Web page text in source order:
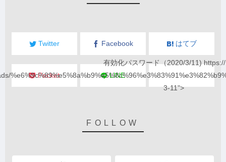
Twitter Facebook はてブ
Pocket LINE
有効化パスワード（2020/3/11)
3-11">